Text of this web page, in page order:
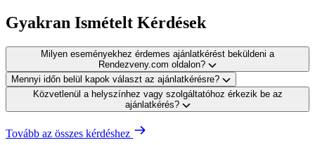
Gyakran Ismételt Kérdések
Milyen eseményekhez érdemes ajánlatkérést beküldeni a
Rendezveny.com oldalon?
Mennyi időn belül kapok választ az ajánlatkérésre?
Közvetlenül a helyszínhez vagy szolgáltatóhoz érkezik be az
ajánlatkérés?
Tovább az összes kérdéshez